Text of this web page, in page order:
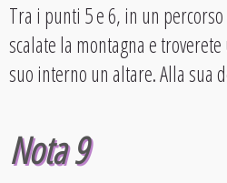
Tra i punti 5 e 6, in un
scalate la montagna e
suo interno un altare. Alla sua
Nota 9